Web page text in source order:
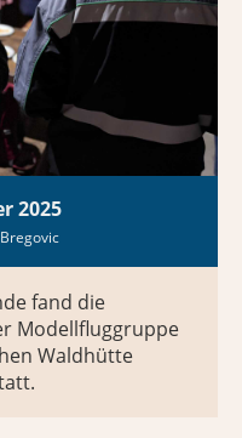
2025
fand die
Modellfluggruppe
Waldhütte